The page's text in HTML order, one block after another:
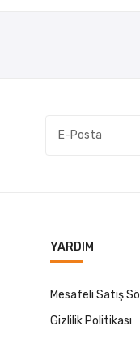
YARDIM
Mesafeli Satış
Gizlilik Politikası